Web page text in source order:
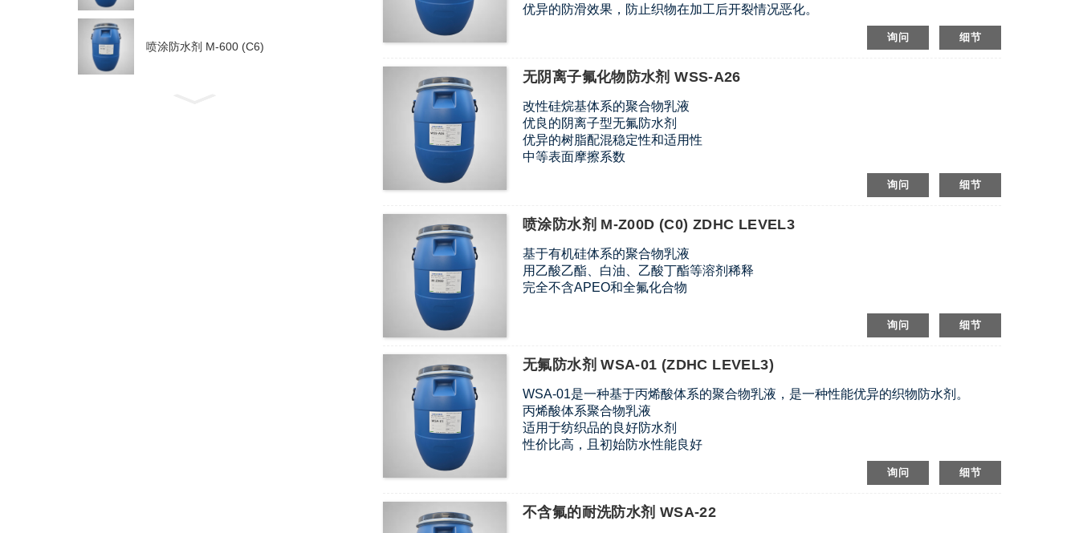
喷涂防水剂 M-600 (C6)
优异的防滑效果，防止织物在加工后开裂情况恶化。
询问 细节
无阴离子氟化物防水剂 WSS-A26
改性硅烷基体系的聚合物乳液
优良的阴离子型无氟防水剂
优异的树脂配混稳定性和适用性
中等表面摩擦系数
询问 细节
喷涂防水剂 M-Z00D (C0) ZDHC LEVEL3
基于有机硅体系的聚合物乳液
用乙酸乙酯、白油、乙酸丁酯等溶剂稀释
完全不含APEO和全氟化合物
询问 细节
无氟防水剂 WSA-01 (ZDHC LEVEL3)
WSA-01是一种基于丙烯酸体系的聚合物乳液，是一种性能优异的织物防水剂。
丙烯酸体系聚合物乳液
适用于纺织品的良好防水剂
性价比高，且初始防水性能良好
询问 细节
不含氟的耐洗防水剂 WSA-22